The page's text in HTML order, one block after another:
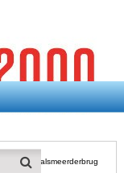
Aalsmeerderbrug